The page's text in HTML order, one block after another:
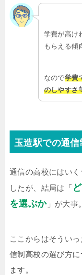
学費が高け
もらえる傾
なので学費
のしやすさ
玉造駅での通
通信の高校にはい
したが、結局は「
を選ぶか」が大事。
ここからはそうい
信制高校の選び方
ます。